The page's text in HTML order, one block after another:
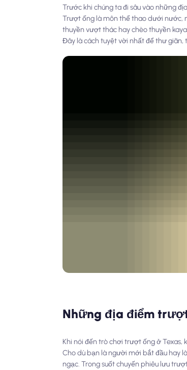
Trước khi chúng ta đi sâu vào những
Trượt ống là môn thể thao dưới nước,
thuyền vượt thác hay chèo thuyền
Đây là cách tuyệt vời nhất để thư giãn,
Những địa điểm
Khi nói đến trò chơi trượt ống ở
Cho dù bạn là người mới bắt đầu hay
ngạc. Trong suốt chuyến phiêu lưu